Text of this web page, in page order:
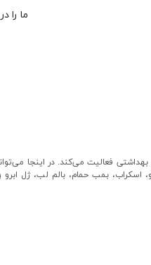
ما را
فعالیت می‌کند. در اینجا
بمب حمام، بالم لب، ژل ابرو و